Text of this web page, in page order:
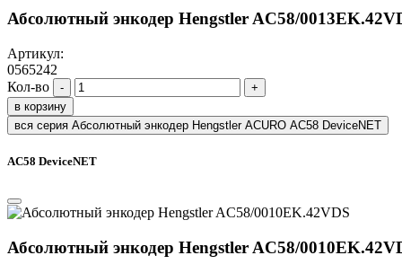
Абсолютный энкодер Hengstler AC58/
Артикул:
0565242
Кол-во
-
+
в корзину
вся серия Абсолютный энкодер Hengstler ACURO AC58 DeviceNET
AC58 DeviceNET
Абсолютный энкодер Hengstler AC58/